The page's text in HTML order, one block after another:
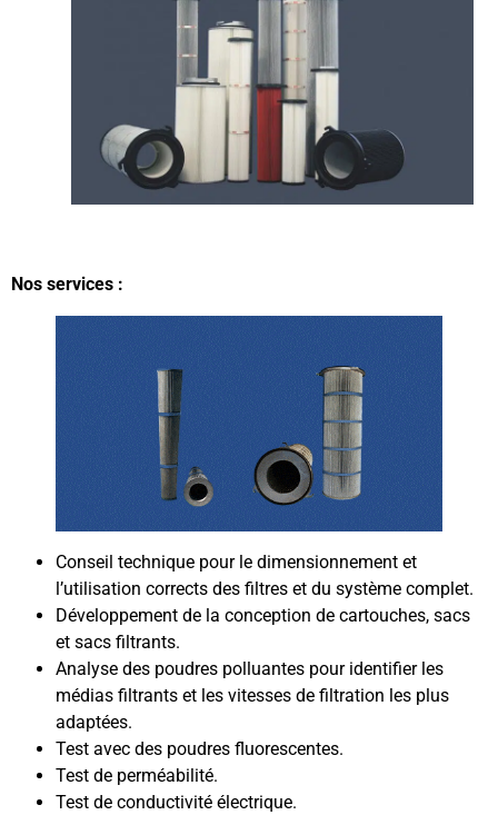
Nos services :
Conseil technique pour le dimensionnement et
l’utilisation corrects des filtres et du système complet.
Développement de la conception de cartouches, sacs
et sacs filtrants.
Analyse des poudres polluantes pour identifier les
médias filtrants et les vitesses de filtration les plus
adaptées.
Test avec des poudres fluorescentes.
Test de perméabilité.
Test de conductivité électrique.